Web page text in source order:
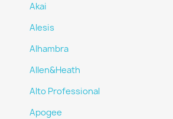
Akai
Alesis
Alhambra
Allen&Heath
Alto Professional
Apogee